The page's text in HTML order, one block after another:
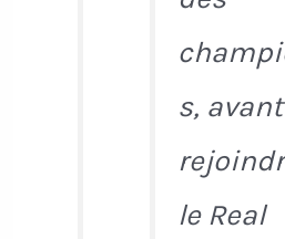
s,
le Real